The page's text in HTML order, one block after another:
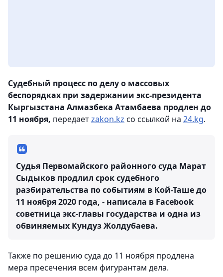
Судебный процесс по делу о массовых
беспорядках при задержании экс-президента
Кыргызстана Алмазбека Атамбаева продлен до
11 ноября, передаетzakon.kz со ссылкой на 24.kg.
Судья Первомайского районного суда Марат
Сыдыков продлил срок судебного
разбирательства по событиям в Кой-Таше до
11 ноября 2020 года, - написала в Facebook
советница экс-главы государства и одна из
обвиняемых Кундуз Жолдубаева.
Также по решению суда до 11 ноября продлена
мера пресечения всем фигурантам дела.